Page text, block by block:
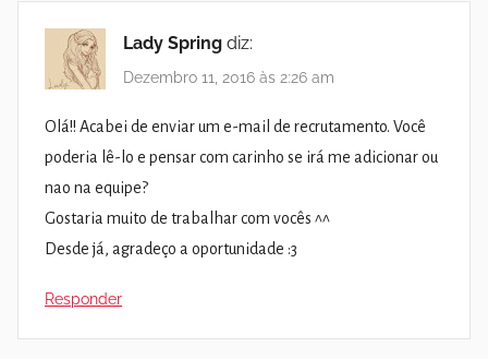
Lady Spring diz:
Dezembro 11, 2016 às 2:26 am
Olá!! Acabei de enviar um e-mail de recrutamento. Você
poderia lê-lo e pensar com carinho se irá me adicionar ou
nao na equipe?
Gostaria muito de trabalhar com vocês ^^
Desde já, agradeço a oportunidade :3
Responder